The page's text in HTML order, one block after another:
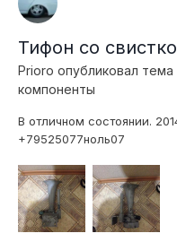
Тифон со
Prioro опубликовал тема
компоненты
В отличном состоянии.
+79525077ноль07